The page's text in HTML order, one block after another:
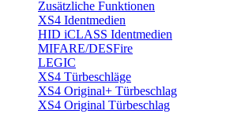
Zusätzliche Funktionen
XS4 Identmedien
HID iCLASS Identmedien
MIFARE/DESFire
LEGIC
XS4 Türbeschläge
XS4 Original+ Türbeschlag
XS4 Original Türbeschlag